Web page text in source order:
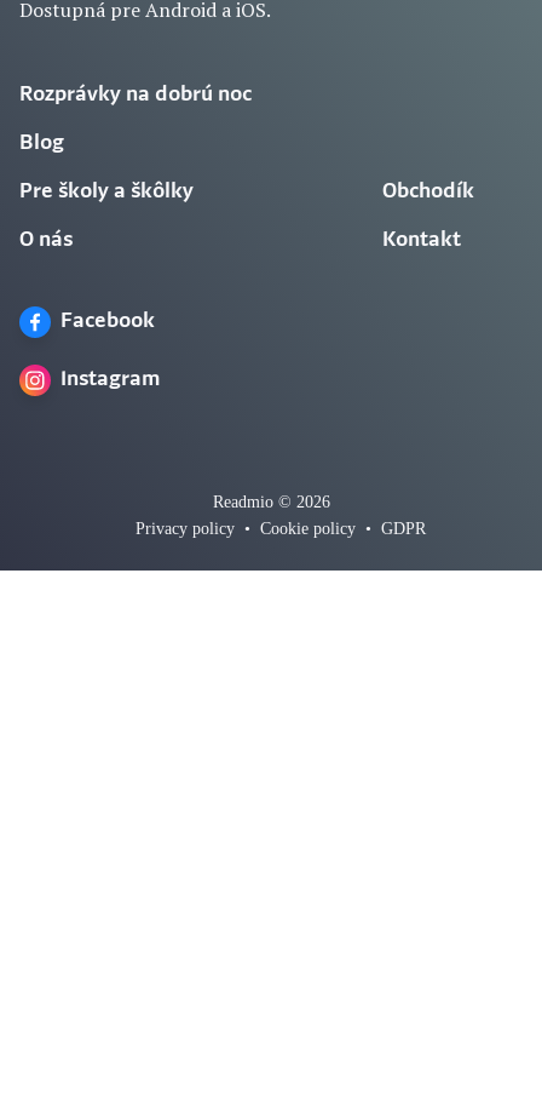
Dostupná pre Android a iOS.
Rozprávky na dobrú noc
Blog
Pre školy a škôlky
O nás
Obchodík
Kontakt
Facebook
Instagram
Readmio © 2026
Privacy policy • Cookie policy • GDPR